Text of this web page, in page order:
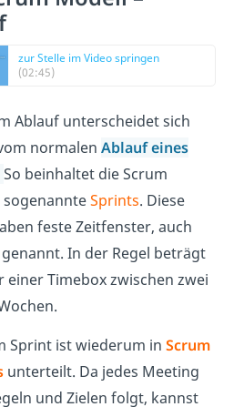
zur Stelle im Video springen
(02:45)
Ablauf unterscheidet sich
normalen Ablauf eines
So beinhaltet die Scrum
Sprints. Diese
feste Zeitfenster, auch
In der Regel beträgt
einer Timebox zwischen zwei
Sprint ist wiederum in Scrum
unterteilt. Da jedes Meeting
und Zielen folgt, kannst